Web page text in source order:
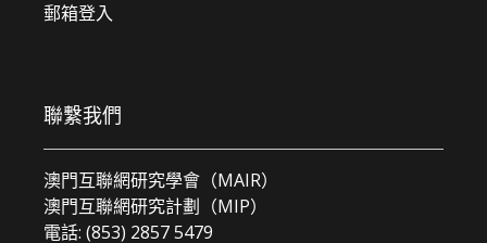
郵箱登入
聯繫我們
澳門互聯網研究學會（MAIR）
澳門互聯網研究計劃（MIP）
電話: (853) 2857 5479